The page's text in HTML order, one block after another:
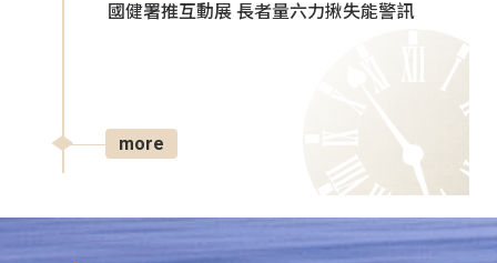
國健署推互動展 長者量六力揪失能警訊
more